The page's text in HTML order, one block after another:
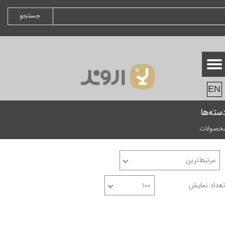
جستجو
EN
مرتبط‌ترین
تعداد نمایش ۱۰۰